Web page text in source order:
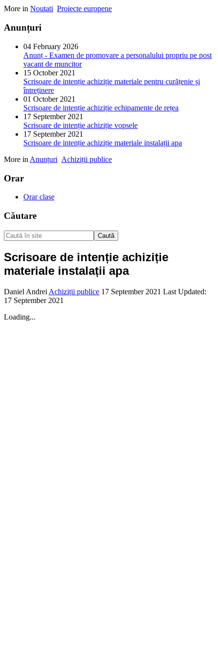
More in Noutati Proiecte europene
Anunțuri
04 February 2026
Anunț - Examen de promovare a personalului propriu pe post
vacant de muncitor
15 October 2021
Scrisoare de intenție achiziție materiale pentru curățenie și
întreținere
01 October 2021
Scrisoare de intenție achiziție echipamente de rețea
17 September 2021
Scrisoare de intenție achiziție vopsele
17 September 2021
Scrisoare de intenție achiziție materiale instalații apa
More in Anunțuri Achiziții publice
Orar
Orar clase
Căutare
Caută
Scrisoare de intenție achiziție
materiale instalații apa
Daniel Andrei Achiziții publice 17 September 2021 Last Updated:
17 September 2021
Loading...